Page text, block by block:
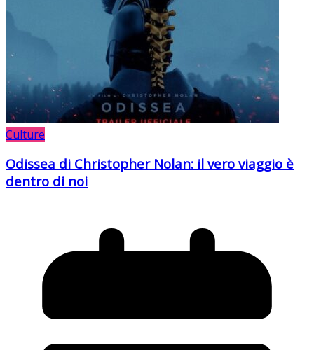
Culture
Odissea di Christopher Nolan: il vero viaggio è
dentro di noi